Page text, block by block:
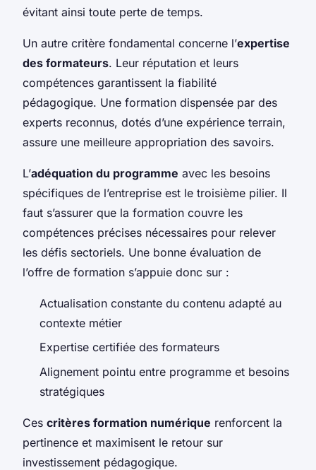
évitant ainsi toute perte de temps.
Un autre critère fondamental concerne l’expertise
des formateurs. Leur réputation et leurs
compétences garantissent la fiabilité
pédagogique. Une formation dispensée par des
experts reconnus, dotés d’une expérience terrain,
assure une meilleure appropriation des savoirs.
L’adéquation du programme avec les besoins
spécifiques de l’entreprise est le troisième pilier. Il
faut s’assurer que la formation couvre les
compétences précises nécessaires pour relever
les défis sectoriels. Une bonne évaluation de
l’offre de formation s’appuie donc sur :
Actualisation constante du contenu adapté au
contexte métier
Expertise certifiée des formateurs
Alignement pointu entre programme et besoins
stratégiques
Ces critères formation numérique renforcent la
pertinence et maximisent le retour sur
investissement pédagogique.